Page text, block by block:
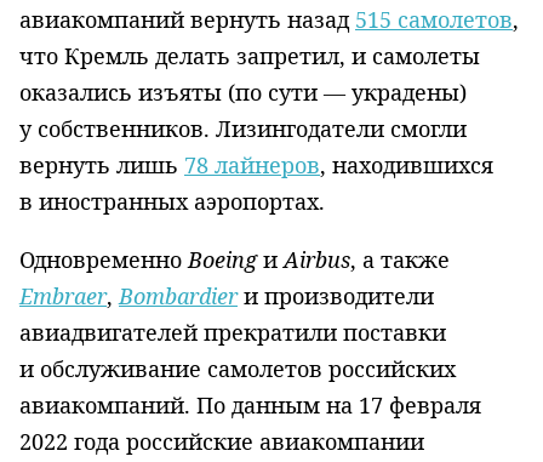
авиакомпаний вернуть назад 515 самолетов,
что Кремль делать запретил, и самолеты
оказались изъяты (по сути — украдены)
у собственников. Лизингодатели смогли
вернуть лишь 78 лайнеров, находившихся
в иностранных аэропортах.
ОдновременноBoeing иAirbus, а также
Embraer,Bombardierи производители
авиадвигателей прекратили поставки
и обслуживание самолетов российских
авиакомпаний. По данным на 17 февраля
2022 года российские авиакомпании